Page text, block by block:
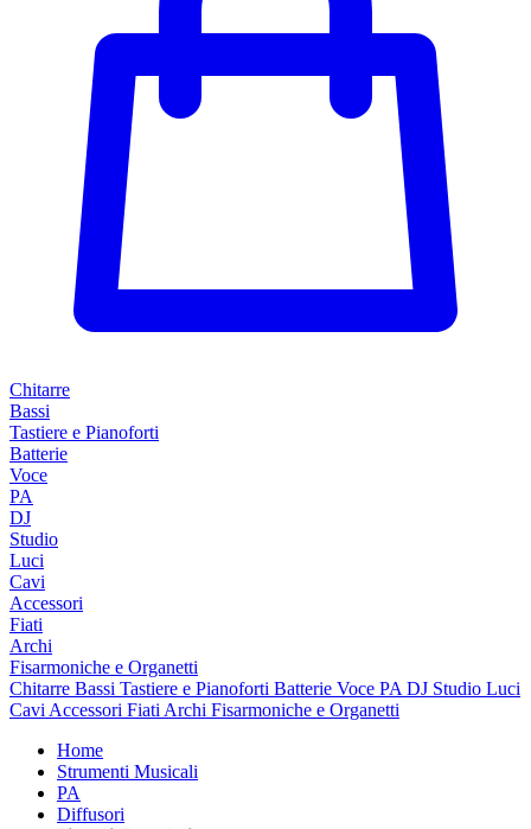
Chitarre
Bassi
Tastiere e Pianoforti
Batterie
Voce
PA
DJ
Studio
Luci
Cavi
Accessori
Fiati
Archi
Fisarmoniche e Organetti
Chitarre Bassi Tastiere e Pianoforti Batterie Voce PA DJ Studio Luci
Cavi Accessori Fiati Archi Fisarmoniche e Organetti
Home
Strumenti Musicali
PA
Diffusori